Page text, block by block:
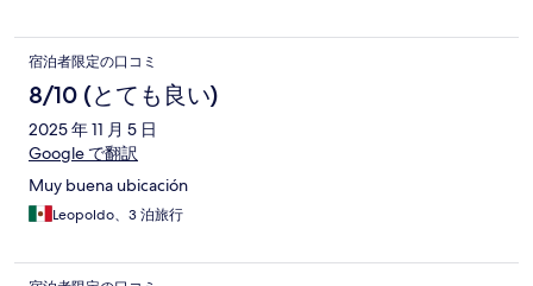
宿泊者限定の口コミ
8/10 (とても良い)
2025 年 11 月 5 日
Google で翻訳
Muy buena ubicación
Leopoldo、3 泊旅行